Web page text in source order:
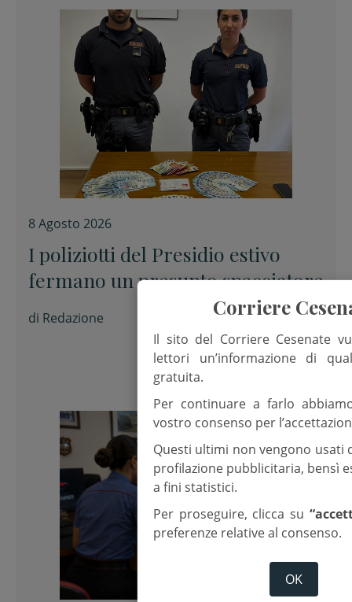
8 Agosto 2026
I poliziotti del Presidio estivo
fermano un presunto spacciatore
di Redazione Corriere
Il sito del Corriere Cesenate
lettori un’informazione di
gratuita.
Per continuare a farlo
vostro consenso per
Questi ultimi non vengono usati
profilazione pubblicitaria, bensì
a fini statistici.
Per proseguire, clicca su
preferenze relative al consenso.
OK